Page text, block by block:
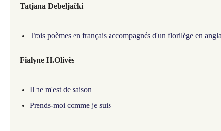
Tatjana Debeljački
Trois poèmes en français accompagnés d'un florilège en
Fialyne H.Olivès
Il ne m'est de saison
Prends-moi comme je suis